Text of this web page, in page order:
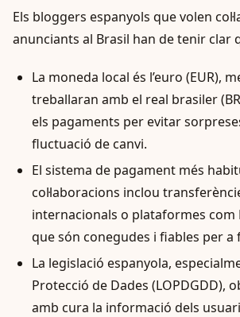
Els bloggers espanyols que volen
anunciants al Brasil han de tenir clar
La moneda local és l’euro (EUR),
treballaran amb el real brasiler
els pagaments per evitar
fluctuació de canvi.
El sistema de pagament més
col·laboracions inclou
internacionals o plataformes com
que són conegudes i fiables per a
La legislació espanyola,
Protecció de Dades (LOPDGDD),
amb cura la informació dels